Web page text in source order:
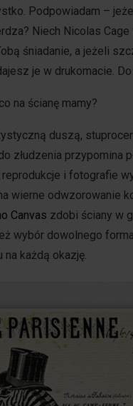
Podpowiadam –
Niech Nicolas
śniadanie, a jeżeli
je w drukomacie. Do
na ścianę mamy?
duszą,
złudzenia przypomina
reprodukcje i fotografie
wierne odwzorowanie
Canvas zdobi ściany w
wybór dowolnego
każdą okazję.